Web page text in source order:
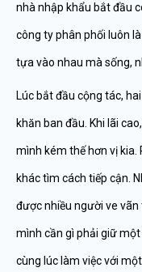
nhà nhập khẩu bắt đầu
công ty phân phối luôn
tựa vào nhau mà sống,
Lúc bắt đầu cộng tác,
khăn ban đầu. Khi lãi
mình kém thế hơn vị kia.
khác tìm cách tiếp cận.
được nhiều người ve
mình cần gì phải giữ
cùng lúc làm việc với